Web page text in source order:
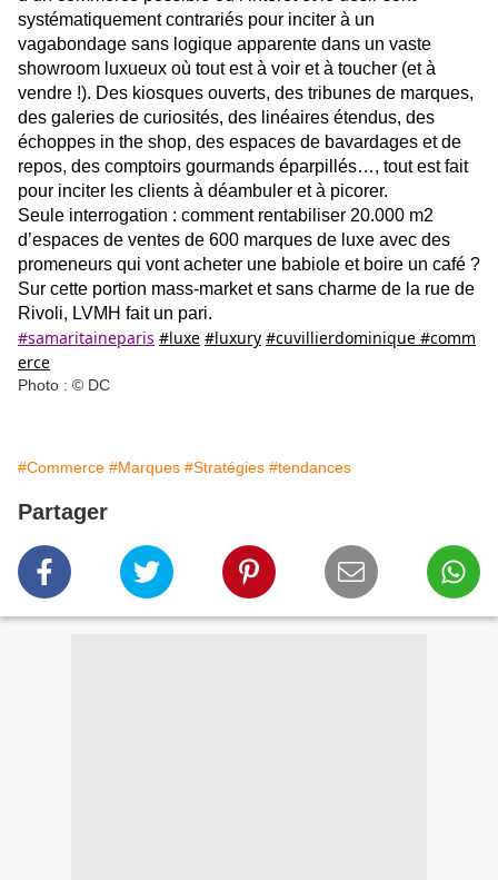
systématiquement contrariés pour inciter à un
vagabondage sans logique apparente dans un vaste
showroom luxueux où tout est à voir et à toucher (et à
vendre !). Des kiosques ouverts, des tribunes de marques,
des galeries de curiosités, des linéaires étendus, des
échoppes in the shop, des espaces de bavardages et de
repos, des comptoirs gourmands éparpillés…, tout est fait
pour inciter les clients à déambuler et à picorer.
Seule interrogation : comment rentabiliser 20.000 m2
d’espaces de ventes de 600 marques de luxe avec des
promeneurs qui vont acheter une babiole et boire un café ?
Sur cette portion mass-market et sans charme de la rue de
Rivoli, LVMH fait un pari.
#samaritaineparis #luxe #luxury #cuvillierdominique #comm
erce
Photo : © DC
#Commerce #Marques #Stratégies #tendances
Partager